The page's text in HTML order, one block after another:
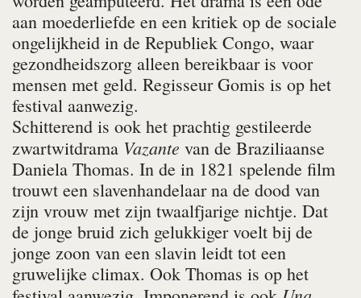
aan moederliefde en een kritiek op de sociale
ongelijkheid in de Republiek Congo, waar
gezondheidszorg alleen bereikbaar is voor
mensen met geld. Regisseur Gomis is op het
festival aanwezig.
Schitterend is ook het prachtig gestileerde
zwartwitdrama Vazante van de Braziliaanse
Daniela Thomas. In de in 1821 spelende film
trouwt een slavenhandelaar na de dood van
zijn vrouw met zijn twaalfjarige nichtje. Dat
de jonge bruid zich gelukkiger voelt bij de
jonge zoon van een slavin leidt tot een
gruwelijke climax. Ook Thomas is op het